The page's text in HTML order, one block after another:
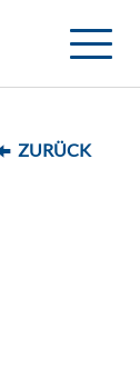
Toggle
ZURÜCK